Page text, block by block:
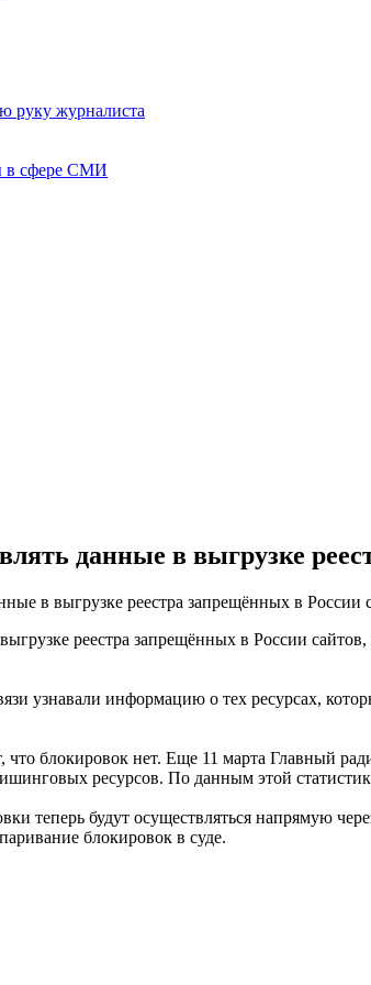
руку журналиста
в сфере СМИ
данные в выгрузке
реестра запрещённых в России
узнавали информацию о тех ресурсах,
что блокировок нет. Еще 11 марта Главный
ресурсов. По данным этой
теперь будут осуществляться напрямую
блокировок в суде.